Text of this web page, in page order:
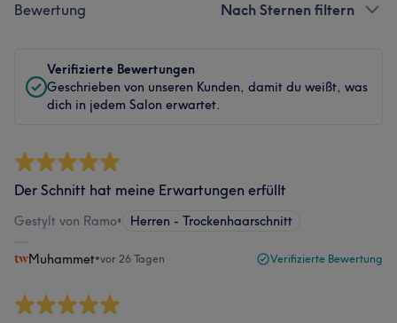
Bewertung Nach Sternen filtern
Verifizierte Bewertungen
Geschrieben von unseren Kunden, damit du weißt, was
dich in jedem Salon erwartet.
Der Schnitt hat meine Erwartungen erfüllt
Gestylt von Ramo• Herren - Trockenhaarschnitt
Muhammet•vor 26 Tagen Verifizierte Bewertung